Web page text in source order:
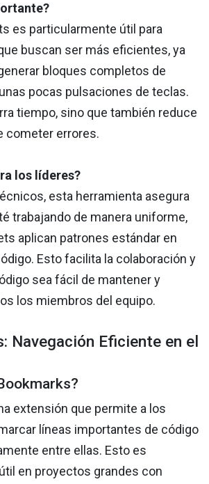
es particularmente útil para
buscan ser más eficientes, ya
bloques completos de
pocas pulsaciones de teclas.
tiempo, sino que también reduce
cometer errores.
los líderes?
esta herramienta asegura
trabajando de manera uniforme,
aplican patrones estándar en
Esto facilita la colaboración y
sea fácil de mantener y
los miembros del equipo.
Navegación Eficiente en el
extensión que permite a los
líneas importantes de código
entre ellas. Esto es
en proyectos grandes con